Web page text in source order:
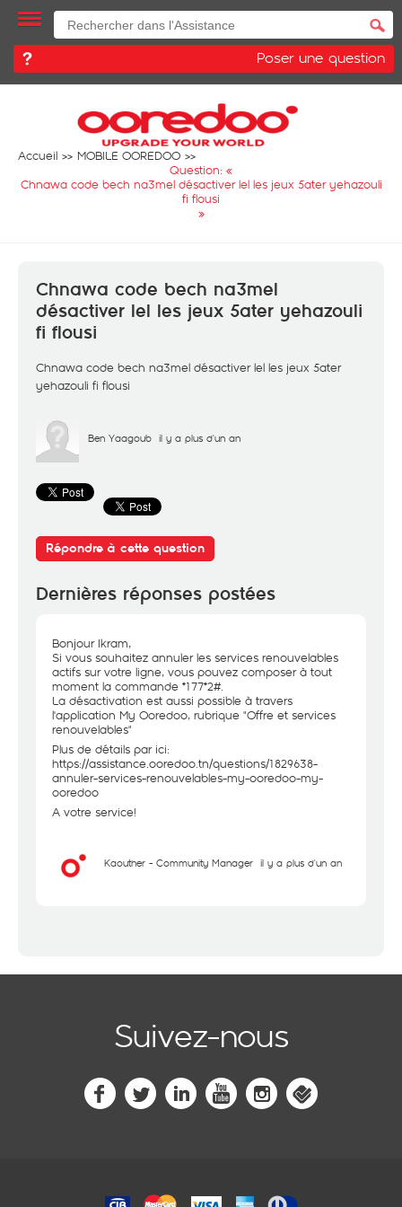
Poser une question
Accueil
MOBILE OOREDOO
Question: «
Chnawa code bech na3mel désactiver lel les jeux 5ater yehazouli
fi flousi
»
Chnawa code bech na3mel
désactiver lel les jeux 5ater yehazouli
fi flousi
Chnawa code bech na3mel désactiver lel les jeux 5ater
yehazouli fi flousi
Ben Yaagoub il y a plus d'un an
Répondre à cette question
Dernières réponses postées
Bonjour Ikram,
Si vous souhaitez annuler les services renouvelables
actifs sur votre ligne, vous pouvez composer à tout
moment la commande *177*2#.
La désactivation est aussi possible à travers
l'application My Ooredoo, rubrique "Offre et services
renouvelables"
Plus de détails par ici:
https://assistance.ooredoo.tn/questions/1829638-
annuler-services-renouvelables-my-ooredoo-my-
ooredoo
A votre service!
Kaouther - Community Manager il y a plus d'un an
Suivez-nous